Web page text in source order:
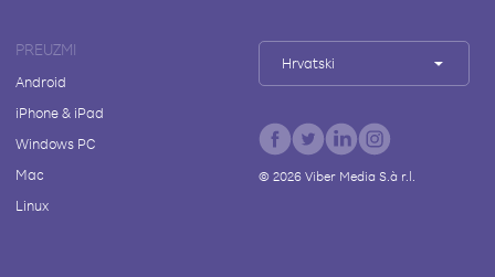
PREUZMI
Android
iPhone & iPad
Windows PC
Mac
Linux
Hrvatski
© 2026Viber Media S.à r.l.